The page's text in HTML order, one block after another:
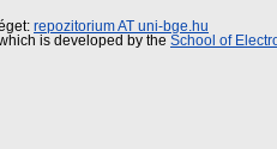
repozitorium AT uni-bge.hu
is developed by the School of